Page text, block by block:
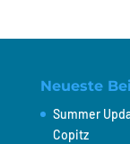
Neueste
Summer
Copitz